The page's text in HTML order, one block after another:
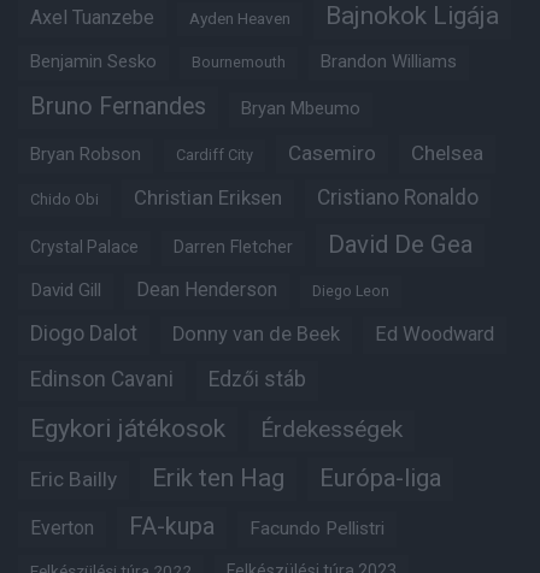
Axel Tuanzebe Ayden Heaven Bajnokok Ligája
Benjamin Sesko Bournemouth Brandon Williams
Bruno Fernandes Bryan Mbeumo
Bryan Robson Cardiff City Casemiro Chelsea
Chido Obi Christian Eriksen Cristiano Ronaldo
Crystal Palace Darren Fletcher David De Gea
David Gill Dean Henderson Diego Leon
Diogo Dalot Donny van de Beek Ed Woodward
Edinson Cavani Edzői stáb
Egykori játékosok Érdekességek
Eric Bailly Erik ten Hag Európa-liga
Everton FA-kupa Facundo Pellistri